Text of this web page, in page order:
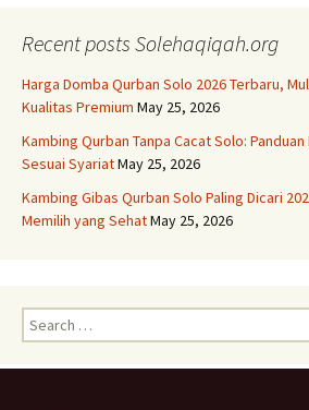
Recent posts Solehaqiqah.org
Harga Domba Qurban Solo 2026 Terbaru,
Kualitas Premium May 25, 2026
Kambing Qurban Tanpa Cacat Solo:
Sesuai SyariatMay 25, 2026
Kambing Gibas Qurban Solo Paling Dicari
Memilih yang SehatMay 25, 2026
Search
for: